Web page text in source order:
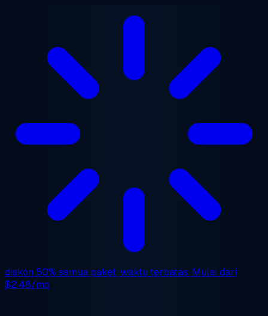
diskon 50% semua paket, waktu terbatas. Mulai dari
$2.48/mo